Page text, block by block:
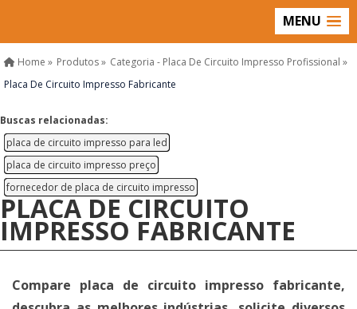
MENU
Home » Produtos » Categoria - Placa De Circuito Impresso Profissional »
Placa De Circuito Impresso Fabricante
Buscas relacionadas:
placa de circuito impresso para led
placa de circuito impresso preço
fornecedor de placa de circuito impresso
PLACA DE CIRCUITO
IMPRESSO FABRICANTE
Compare placa de circuito impresso fabricante,